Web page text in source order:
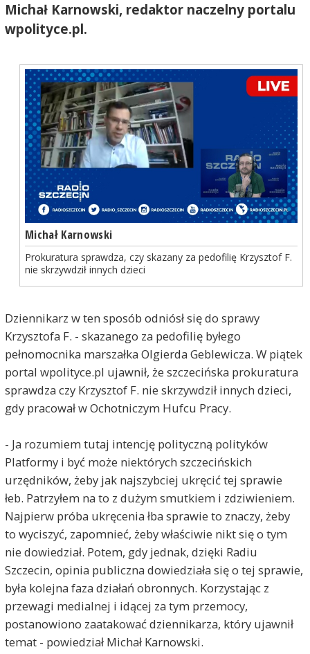
Michał Karnowski, redaktor naczelny portalu
wpolityce.pl.
Michał Karnowski
Prokuratura sprawdza, czy skazany za pedofilię Krzysztof F.
nie skrzywdził innych dzieci
Dziennikarz w ten sposób odniósł się do sprawy
Krzysztofa F. - skazanego za pedofilię byłego
pełnomocnika marszałka Olgierda Geblewicza. W piątek
portal wpolityce.pl ujawnił, że szczecińska prokuratura
sprawdza czy Krzysztof F. nie skrzywdził innych dzieci,
gdy pracował w Ochotniczym Hufcu Pracy.
- Ja rozumiem tutaj intencję polityczną polityków
Platformy i być może niektórych szczecińskich
urzędników, żeby jak najszybciej ukręcić tej sprawie
łeb. Patrzyłem na to z dużym smutkiem i zdziwieniem.
Najpierw próba ukręcenia łba sprawie to znaczy, żeby
to wyciszyć, zapomnieć, żeby właściwie nikt się o tym
nie dowiedział. Potem, gdy jednak, dzięki Radiu
Szczecin, opinia publiczna dowiedziała się o tej sprawie,
była kolejna faza działań obronnych. Korzystając z
przewagi medialnej i idącej za tym przemocy,
postanowiono zaatakować dziennikarza, który ujawnił
temat - powiedział Michał Karnowski.